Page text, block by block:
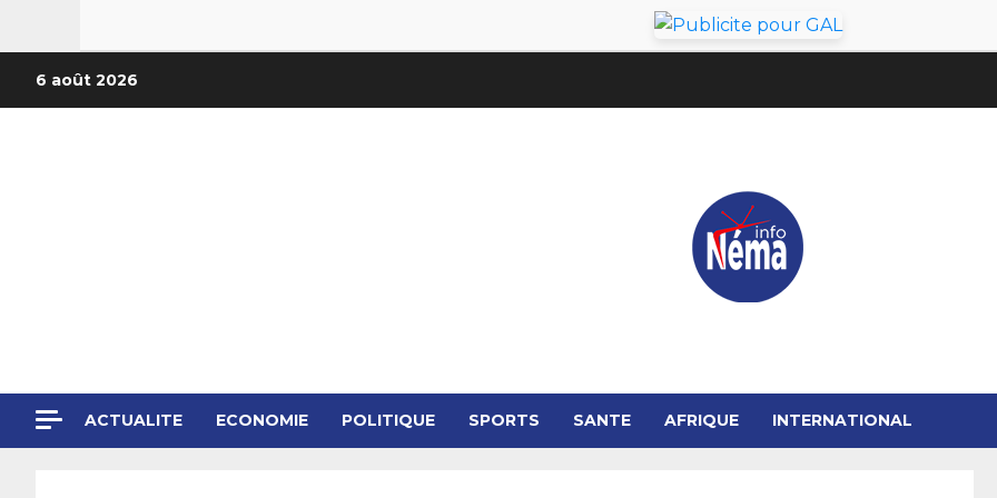
6 août 2026
ACTUALITE ECONOMIE POLITIQUE SPORTS SANTE AFRIQUE INTERNATIONAL